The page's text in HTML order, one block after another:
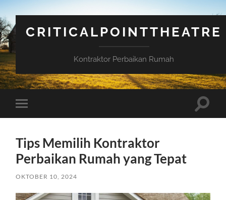
CRITICALPOINTTHEATRE
Kontraktor Perbaikan Rumah
Toggle
mobile
Toggle
Tips Memilih Kontraktor
Perbaikan Rumah yang Tepat
OKTOBER 10, 2024